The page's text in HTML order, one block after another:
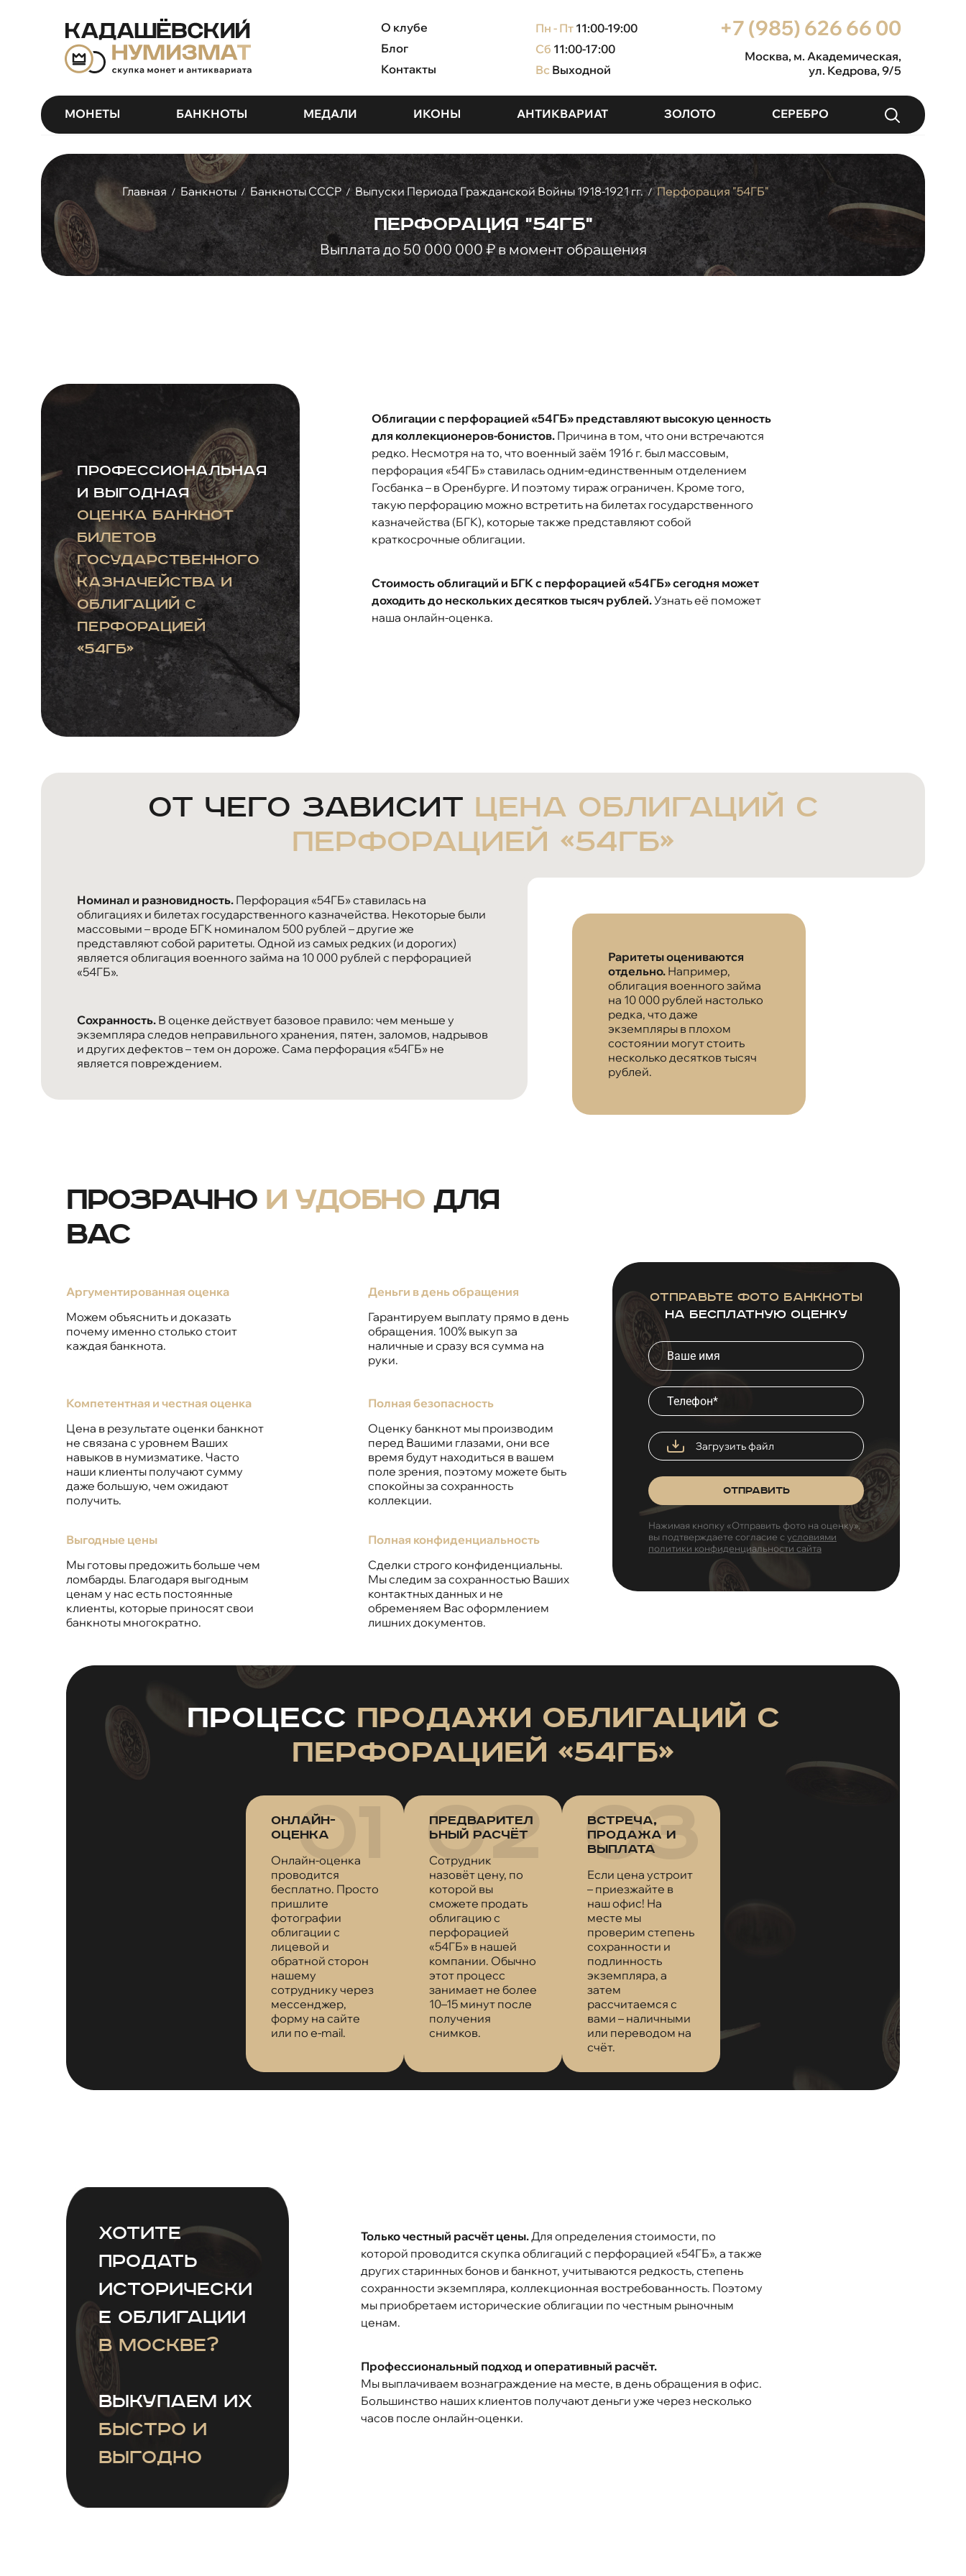
О клубе
Блог
Контакты
Пн - Пт 11:00-19:00
Сб 11:00-17:00
Вс Выходной
+7 (985) 626 66 00
Москва, м. Академическая,
ул. Кедрова, 9/5
МОНЕТЫ БАНКНОТЫ МЕДАЛИ ИКОНЫ АНТИКВАРИАТ ЗОЛОТО СЕРЕБРО
Главная / Банкноты / Банкноты СССР / Выпуски Периода Гражданской Войны 1918-1921 гг. / Перфорация "54ГБ"
Перфорация "54ГБ"
Выплата до 50 000 000 ₽ в момент обращения
Профессиональная
и выгодная
оценка банкнот
билетов
государственного
казначейства и
облигаций с
перфорацией
«54ГБ»
Облигации с перфорацией «54ГБ» представляют высокую ценность
для коллекционеров-бонистов. Причина в том, что они встречаются
редко. Несмотря на то, что военный заём 1916 г. был массовым,
перфорация «54ГБ» ставилась одним-единственным отделением
Госбанка – в Оренбурге. И поэтому тираж ограничен. Кроме того,
такую перфорацию можно встретить на билетах государственного
казначейства (БГК), которые также представляют собой
краткосрочные облигации.
Стоимость облигаций и БГК с перфорацией «54ГБ» сегодня может
доходить до нескольких десятков тысяч рублей.Узнать её поможет
наша онлайн-оценка.
От чего зависит цена облигаций с
перфорацией «54ГБ»
Номинал и разновидность. Перфорация «54ГБ» ставилась на
облигациях и билетах государственного казначейства. Некоторые были
массовыми – вроде БГК номиналом 500 рублей – другие же
представляют собой раритеты. Одной из самых редких (и дорогих)
является облигация военного займа на 10 000 рублей с перфорацией
«54ГБ».
Сохранность. В оценке действует базовое правило: чем меньше у
экземпляра следов неправильного хранения, пятен, заломов, надрывов
и других дефектов – тем он дороже. Сама перфорация «54ГБ» не
является повреждением.
Раритеты оцениваются
отдельно. Например,
облигация военного займа
на 10 000 рублей настолько
редка, что даже
экземпляры в плохом
состоянии могут стоить
несколько десятков тысяч
рублей.
Прозрачно и удобнодля
вас
Аргументированная оценка
Можем объяснить и доказать
почему именно столько стоит
каждая банкнота.
Компетентная и честная оценка
Цена в результате оценки банкнот
не связана с уровнем Ваших
навыков в нумизматике. Часто
наши клиенты получают сумму
даже большую, чем ожидают
получить.
Выгодные цены
Мы готовы предожить больше чем
ломбарды. Благодаря выгодным
ценам у нас есть постоянные
клиенты, которые приносят свои
банкноты многократно.
Деньги в день обращения
Гарантируем выплату прямо в день
обращения. 100% выкуп за
наличные и сразу вся сумма на
руки.
Полная безопасность
Оценку банкнот мы производим
перед Вашими глазами, они все
время будут находиться в вашем
поле зрения, поэтому можете быть
спокойны за сохранность
коллекции.
Полная конфиденциальность
Сделки строго конфиденциальны.
Мы следим за сохранностью Ваших
контактных данных и не
обременяем Вас оформлением
лишних документов.
Отправьте фото банкноты
на бесплатную оценку
Загрузить файл
Отправить
Нажимая кнопку «Отправить фото на оценку»,
вы подтверждаете согласие сусловиями
политики конфиденциальности сайта
Процесс продажи облигаций с
перфорацией «54ГБ»
Онлайн-
оценка
Онлайн-оценка
проводится
бесплатно. Просто
пришлите
фотографии
облигации с
лицевой и
обратной сторон
нашему
сотруднику через
мессенджер,
форму на сайте
или по e-mail.
Предварител
ьный расчёт
Сотрудник
назовёт цену, по
которой вы
сможете продать
облигацию с
перфорацией
«54ГБ» в нашей
компании. Обычно
этот процесс
занимает не более
10–15 минут после
получения
снимков.
Встреча,
продажа и
выплата
Если цена устроит
– приезжайте в
наш офис! На
месте мы
проверим степень
сохранности и
подлинность
экземпляра, а
затем
рассчитаемся с
вами – наличными
или переводом на
счёт.
Хотите
продать
исторически
е облигации
в Москве?
Выкупаем их
быстро и
выгодно
Только честный расчёт цены. Для определения стоимости, по
которой проводится скупка облигаций с перфорацией «54ГБ», а также
других старинных бонов и банкнот, учитываются редкость, степень
сохранности экземпляра, коллекционная востребованность. Поэтому
мы приобретаем исторические облигации по честным рыночным
ценам.
Профессиональный подход и оперативный расчёт.
Мы выплачиваем вознаграждение на месте, в день обращения в офис.
Большинство наших клиентов получают деньги уже через несколько
часов после онлайн-оценки.